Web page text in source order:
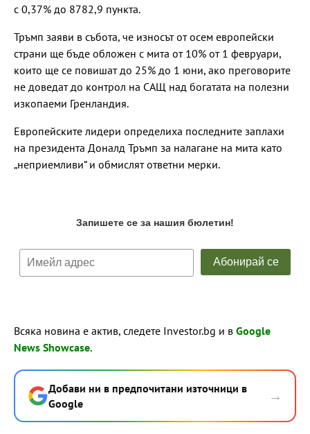
с 0,37% до 8782,9 пункта.
Тръмп заяви в събота, че износът от осем европейски
страни ще бъде обложен с мита от 10% от 1 февруари,
които ще се повишат до 25% до 1 юни, ако преговорите
не доведат до контрол на САЩ над богатата на полезни
изкопаеми Гренландия.
Европейските лидери определиха последните заплахи
на президента Доналд Тръмп за налагане на мита като
„неприемливи“ и обмислят ответни мерки.
Всяка новина е актив, следете Investor.bg и в Google
News Showcase.
Добави ни в предпочитани източници в
Google
→